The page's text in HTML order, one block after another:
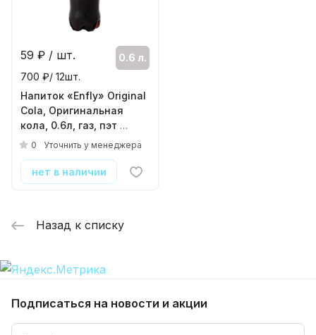
59 ₽ / шт.
0.6 л.
700 ₽/ 12шт.
Напиток «Enfly» Original
Cola, Оригинальная
кола, 0.6л, газ, пэт
( 12шт./уп. )
0 Уточнить у менеджера
нет в наличии
Назад к списку
Подписаться на новости и акции